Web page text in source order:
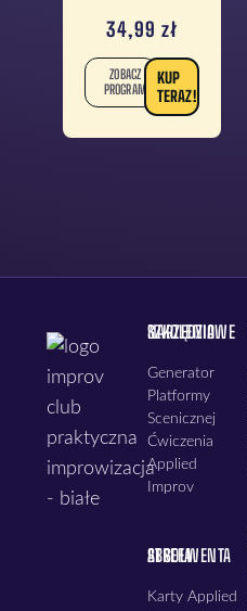
34,99zł
ZOBACZ
PROGRAM
KUP
TERAZ!
NARZĘDZIA SZKOLENIOWE
Generator
Platformy
Scenicznej
Ćwiczenia
Applied
Improv
STREFA ABSOLWENTA
Karty Applied